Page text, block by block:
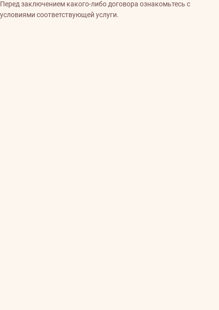
Перед заключением какого-либо договора ознакомьтесь с
условиями соответствующей услуги.